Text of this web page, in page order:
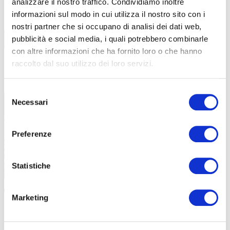
analizzare il nostro traffico. Condividiamo inoltre
informazioni sul modo in cui utilizza il nostro sito con i
nostri partner che si occupano di analisi dei dati web,
pubblicità e social media, i quali potrebbero combinarle
con altre informazioni che ha fornito loro o che hanno
raccolto dal suo utilizzo dei loro servizi.
delNecessari
Preferenze
Statistiche
Marketing
BIKE ECONOMY
CAMPANIA
LEGGI TUTTI GLI ARTICOLI
LA CICLABILITÀ IN CAMPANIA E CALABRIA. IL
PUNTO DI CARLO SCATOZZA
|03-12-2025
UNA